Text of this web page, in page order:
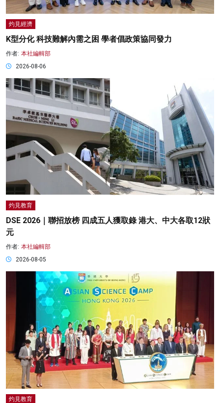
灼見經濟
K型分化 科技難解內需之困 學者倡政策協同發力
作者: 本社編輯部
2026-08-06
灼見教育
DSE 2026｜聯招放榜 四成五人獲取錄 港大、中大各取12狀
元
作者: 本社編輯部
2026-08-05
灼見教育